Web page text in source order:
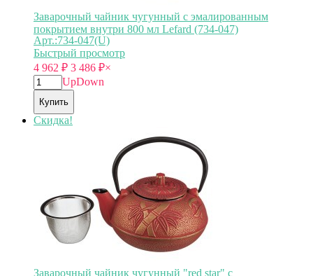
Заварочный чайник чугунный с эмалированным
покрытием внутри 800 мл Lefard (734-047)
Арт.:734-047(U)
Быстрый просмотр
4 962 ₽ 3 486 ₽×
UpDown
Купить
Скидка!
Заварочный чайник чугунный "red star" с